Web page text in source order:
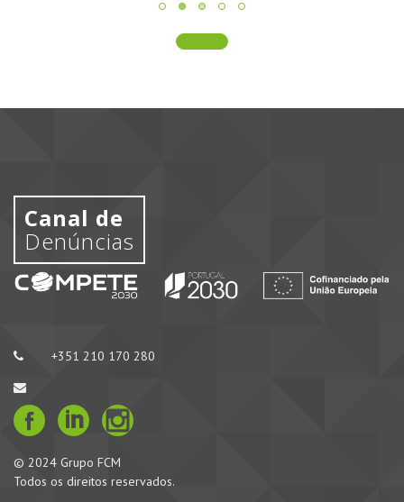
Canal de
Denúncias
+351 210 170 280
© 2024 Grupo FCM
Todos os direitos reservados.